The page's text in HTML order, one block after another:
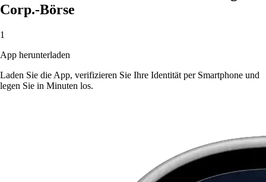
Corp.-Börse
1
App herunterladen
Laden Sie die App, verifizieren Sie Ihre Identität per Smartphone und
legen Sie in Minuten los.